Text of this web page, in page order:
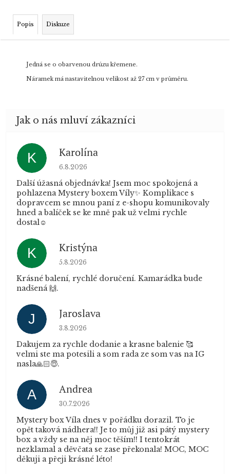
Popis Diskuze
Jedná se o obarvenou drúzu křemene.
Náramek má nastavitelnou velikost až 27 cm v průměru.
K Karolína
Hodnocení obchodu je 5 z 5 hvězdiček.
6.8.2026
Další úžasná objednávka! Jsem moc spokojená a
pohlazena Mystery boxem Víly✨ Komplikace s
dopravcem se mnou paní z e-shopu komunikovaly
hned a balíček se ke mně pak už velmi rychle
dostal☺️
K Kristýna
Hodnocení obchodu je 5 z 5 hvězdiček.
5.8.2026
Krásné balení, rychlé doručení. Kamarádka bude
nadšená 🙌.
J Jaroslava
Hodnocení obchodu je 5 z 5 hvězdiček.
3.8.2026
Dakujem za rychle dodanie a krasne balenie 🥰
velmi ste ma potesili a som rada ze som vas na IG
nasla🙏🏻😇.
A Andrea
Hodnocení obchodu je 5 z 5 hvězdiček.
30.7.2026
Mystery box Víla dnes v pořádku dorazil. To je
opět taková nádhera!! Je to můj již asi pátý mystery
box a vždy se na něj moc těším!! I tentokrát
nezklamal a děvčata se zase překonala! MOC, MOC
děkuji a přeji krásné léto!